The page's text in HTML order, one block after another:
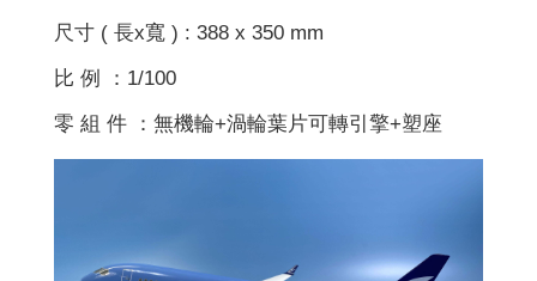
尺寸 ( 長x寬 ) : 388 x 350 mm
比 例 ：1/100
零 組 件 ：無機輪+渦輪葉片可轉引擎+塑座